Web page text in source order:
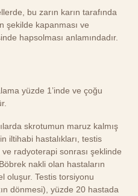
bu zarın karın tarafında
şekilde kapanması ve
hapsolması anlamındadır.
yüzde 1’inde ve çoğu
skrotumun maruz kalmış
iltihabi hastalıkları, testis
radyoterapi sonrası şeklinde
nakli olan hastaların
oluşur. Testis torsiyonu
dönmesi), yüzde 20 hastada